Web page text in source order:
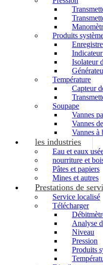
Produits
Isolateur
Température
Capteur
Soupape
Vannes
Vannes
Vannes à
les industries
Eau et eaux
nourriture et
Pâtes et papiers
Mines et autres
Prestations de
Service localisé
Télécharger
Analyse
Niveau
Pression
Produits